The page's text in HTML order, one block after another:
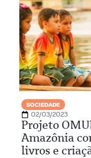
SOCIEDADE
02/03/2023
Projeto
Amazônia
livros e